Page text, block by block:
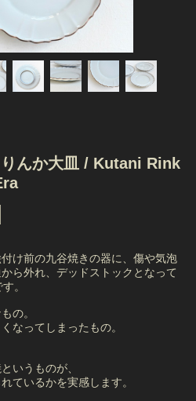
りんか大皿 / Kutani Rink
け前の九谷焼きの器に、傷や気泡
ら外れ、デッドストックとなって
。
の。
なってしまったもの。
いうものが、
ているかを実感します。